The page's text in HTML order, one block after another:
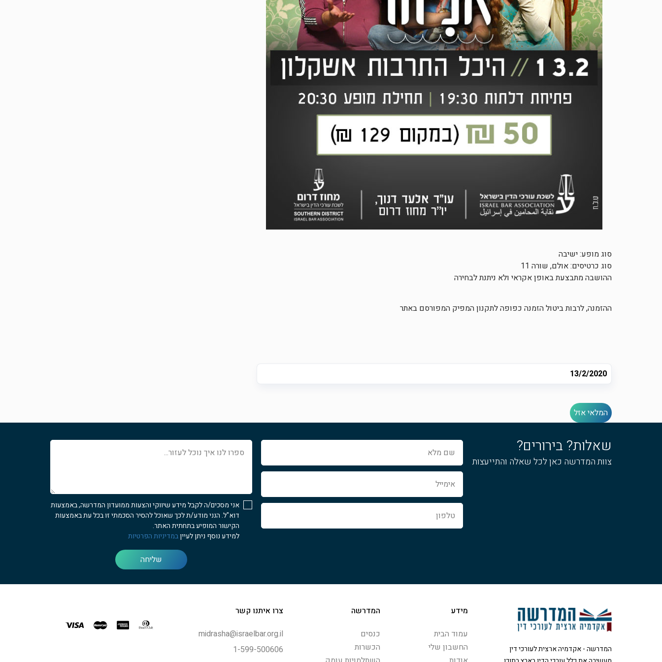
סוג מופע: ישיבה
סוג כרטיסים: אולם, שורה 11
ההושבה מתבצעת באופן אקראי ולא ניתנת לבחירה
ההזמנה, לרבות ביטול הזמנה כפופה לתקנון המפיק המפורסם באתר
13/2/2020
המלאי אזל
שאלות? בירורים?
צוות המדרשה כאן לכל שאלה והתייעצות
שם
מלא
אימייל
טלפון
ספרו
לנו
אני מסכים/ה לקבל מידע שיווקי והצעות ממועדון המדרשה, באמצעות
דוא"ל. הנני מודע/ת לכך שאוכל להסיר הסכמתי זו בכל עת באמצעות
הקישור המופיע בתחתית האתר.
למידע נוסף ניתן לעייןבמדיניות הפרטיות
שליחה
המדרשה - אקדמיה ארצית לעורכי דין
צרו איתנו קשר
midrasha@israelbar.org.il
1-599-500606
מידע
עמוד הבית
החשבון שלי
המדרשה
כנסים
הכשרות